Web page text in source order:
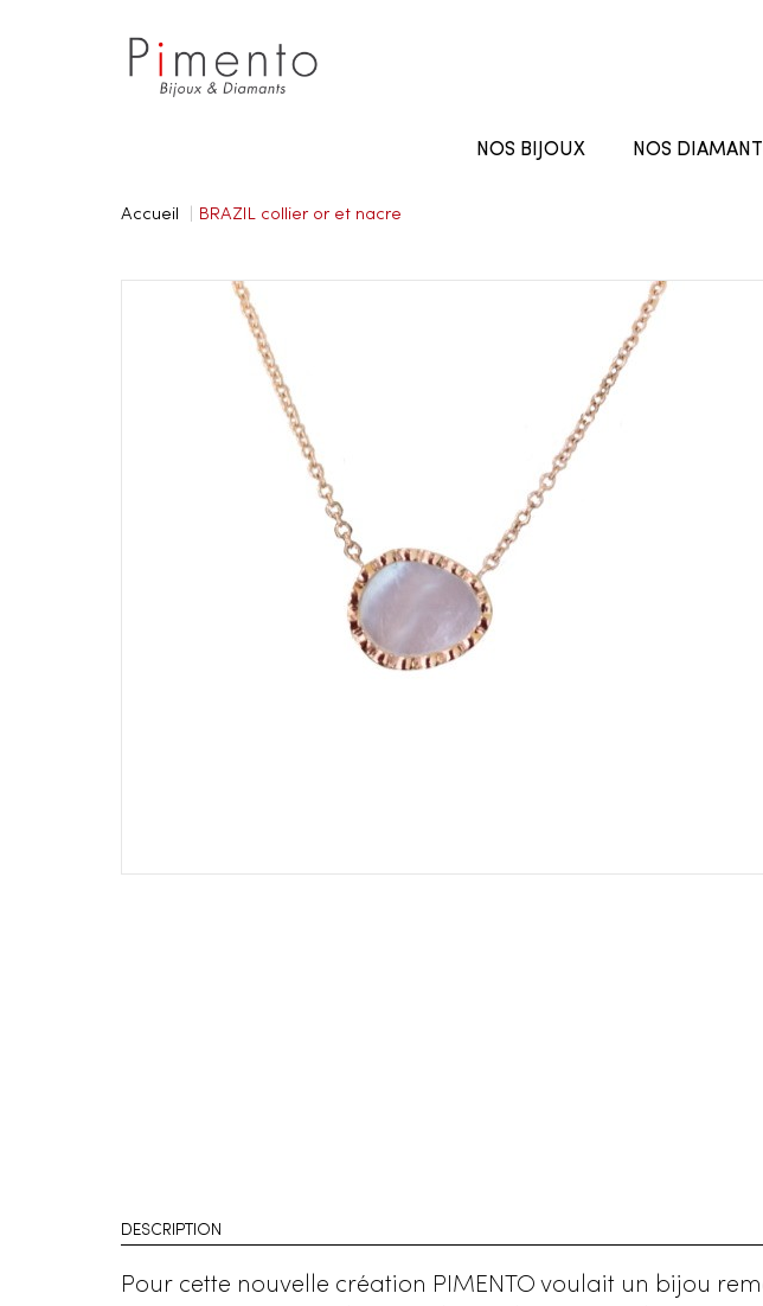
NOS BIJOUX NOS
Accueil BRAZIL collier or et nacre
DESCRIPTION
Pour cette nouvelle création PIMENTO voulait un bijou